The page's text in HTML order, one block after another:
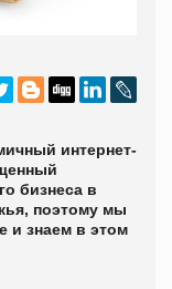
интернет-
бизнеса в
поэтому мы
и знаем в этом